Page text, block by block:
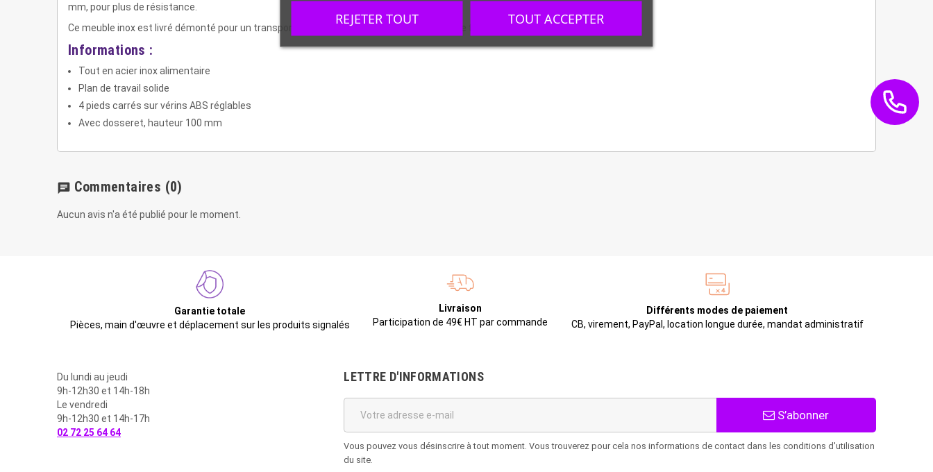
mm, pour plus de résistance.
Ce meuble inox est livré démonté pour un transport et une installation faciles, le montage facile vous est assuré.
Informations :
Tout en acier inox alimentaire
Plan de travail solide
4 pieds carrés sur vérins ABS réglables
Avec dosseret, hauteur 100 mm
chat Commentaires (0)
Aucun avis n'a été publié pour le moment.
Garantie totale
Pièces, main d'œuvre et déplacement sur les produits signalés
Livraison
Participation de 49€ HT par commande
Différents modes de paiement
CB, virement, PayPal, location longue durée, mandat administratif
Du lundi au jeudi
9h-12h30 et 14h-18h
Le vendredi
9h-12h30 et 14h-17h
02 72 25 64 64
LETTRE D'INFORMATIONS
S’abonner
Vous pouvez vous désinscrire à tout moment. Vous trouverez pour cela nos informations de contact dans les conditions d'utilisation
du site.
REJETER TOUT TOUT ACCEPTER